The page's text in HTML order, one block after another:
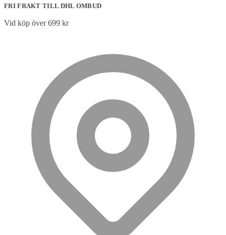
FRI FRAKT TILL DHL OMBUD
Vid köp över 699 kr